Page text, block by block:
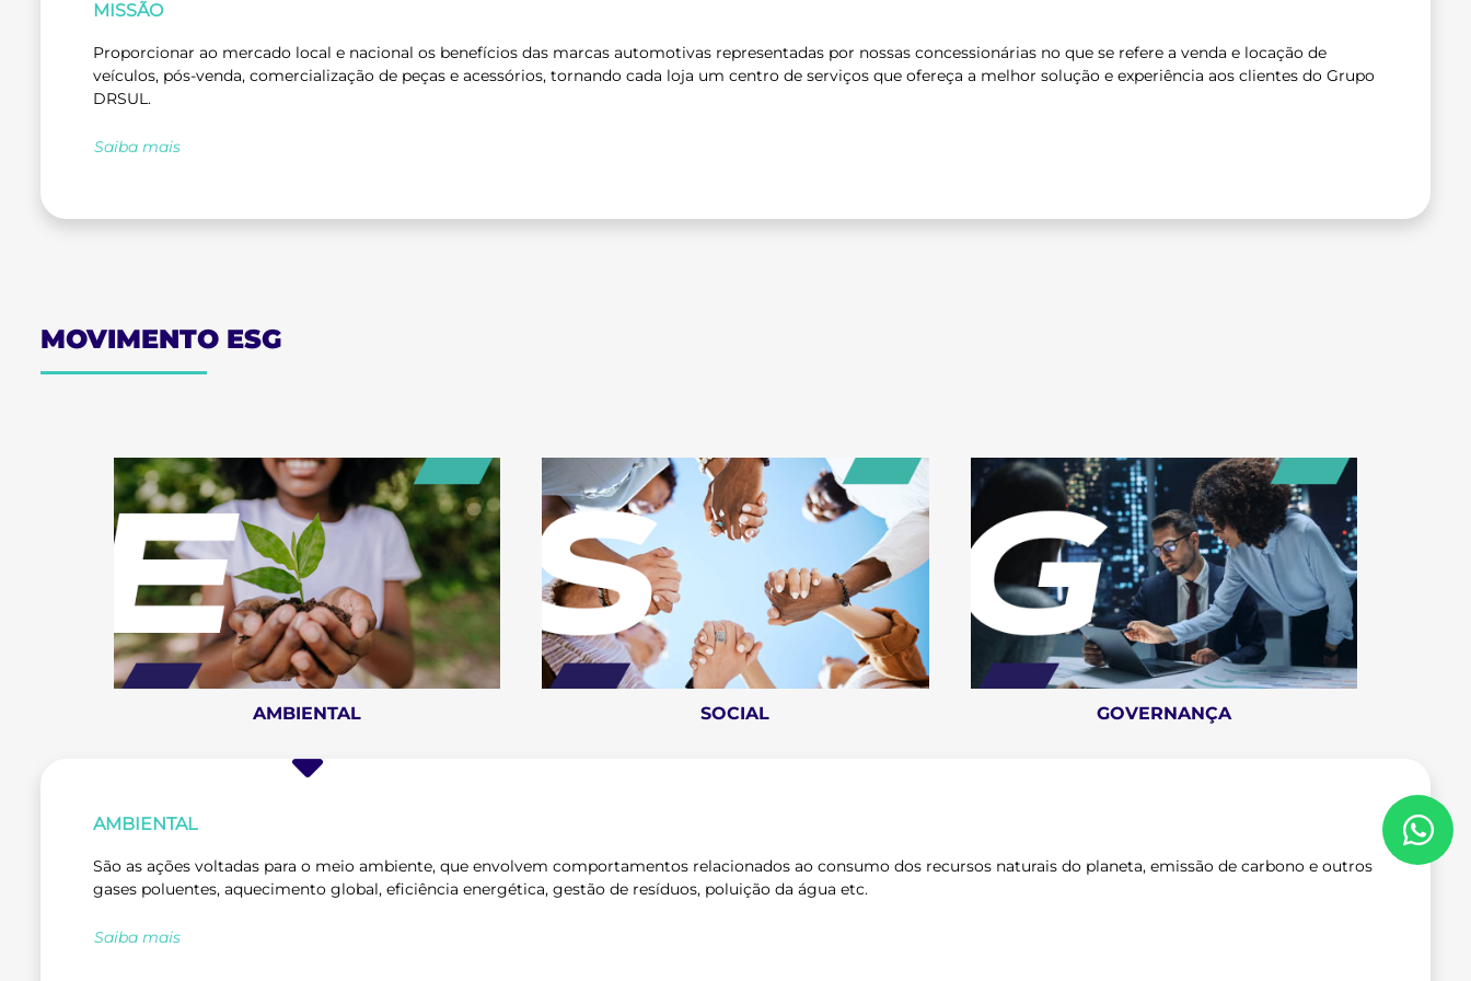
2009
2023
2023
MISSÃO
Proporcionar ao mercado local e nacional os benefícios das marcas automotivas representadas por nossas concessionárias no que se refere a venda e locação de
veículos, pós-venda, comercialização de peças e acessórios, tornando cada loja um centro de serviços que ofereça a melhor solução e experiência aos clientes do Grupo
DRSUL.
Saiba mais
MOVIMENTO ESG
AMBIENTAL SOCIAL GOVERNANÇA
AMBIENTAL
São as ações voltadas para o meio ambiente, que envolvem comportamentos relacionados ao consumo dos recursos naturais do planeta, emissão de carbono e outros
gases poluentes, aquecimento global, eficiência energética, gestão de resíduos, poluição da água etc.
Saiba mais